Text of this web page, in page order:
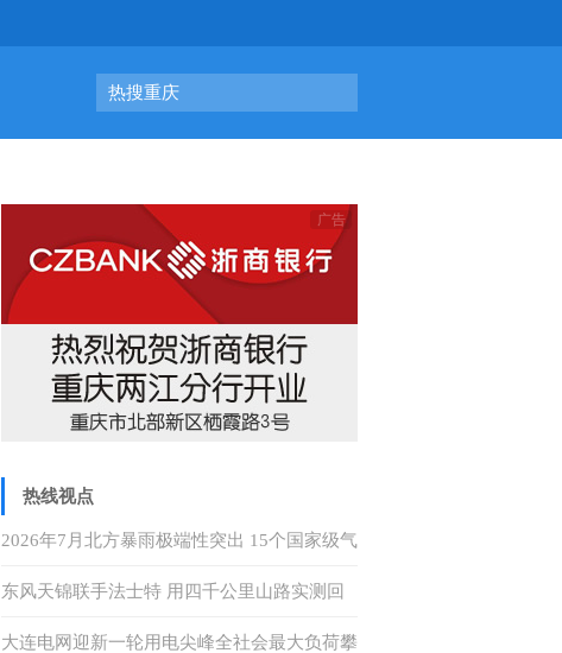
热搜重庆
热线视点
2026年7月北方暴雨极端性突出 15个国家级气
象站日降水量突破历史极值
东风天锦联手法士特 用四千公里山路实测回
答何为“中卡创富优解”
大连电网迎新一轮用电尖峰全社会最大负荷攀